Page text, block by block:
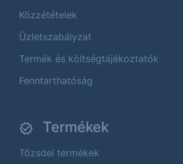
Közzétételek
Üzletszabályzat
Termék és költségtájékoztatók
Fenntarthatóság
Termékek
Tőzsdei termékek